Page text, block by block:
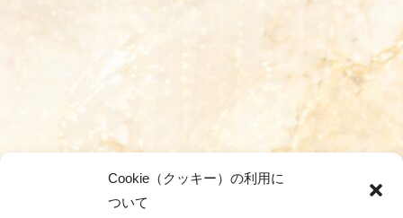
Cookie（クッキー）の利用に
ついて